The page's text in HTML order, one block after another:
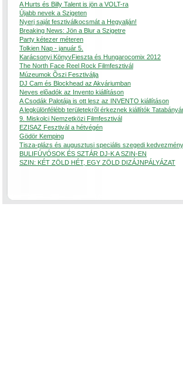
A Hurts és Billy Talent is jön a VOLT-ra
Újabb nevek a Szigeten
Nyerj saját fesztiválkocsmát a Hegyalján!
Breaking News: Jön a Blur a Szigetre
Party kétezer méteren
Tolkien Nap - január 5.
Karácsonyi KönyvFieszta és Hungarocomix 2012
The North Face Reel Rock Filmfesztivál
Múzeumok Õszi Fesztiválja
DJ Cam és Blockhead az Akváriumban
Neves elõadók az Invento kiállításon
A Csodák Palotája is ott lesz az INVENTO kiállításon
A legkülönfélébb területekrõl érkeznek kiállítók
9. Miskolci Nemzetközi Filmfesztivál
EZISAZ Fesztivál a hétvégén
Gödör Kemping
Tisza-plázs és augusztusi speciális szegedi kedvezmény
BULIFÚVÓSOK ÉS SZTÁR DJ-K A SZIN-EN
SZIN: KÉT ZÖLD HÉT, EGY ZÖLD DIZÁJNPÁLYÁZAT